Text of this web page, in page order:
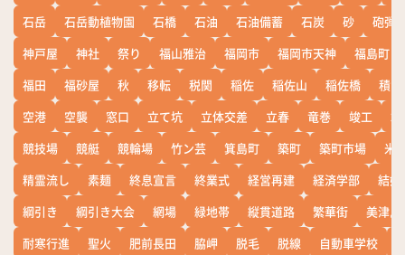
石岳
石岳動植物園 石橋 石油 石油備蓄 石炭 砂
砲弾
神戸屋
神社 祭り 福山雅治 福岡市 福岡市天神
福島町
福田
福砂屋 秋 移転 税関 稲佐 稲佐山 稲佐橋
積雪
空港
空襲 窓口 立て坑 立体交差 立春 竜巻 竣工
競技場
競艇 競輪場 竹ン芸 箕島町 築町 築町市場
米
精霊流し
素麺 終息宣言 終業式 経営再建 経済学部
結婚
綱引き
綱引き大会 網場 緑地帯 縦貫道路 繁華街
美津島
耐寒行進
聖火 肥前長田 脇岬 脱毛 脱線 自動車学校